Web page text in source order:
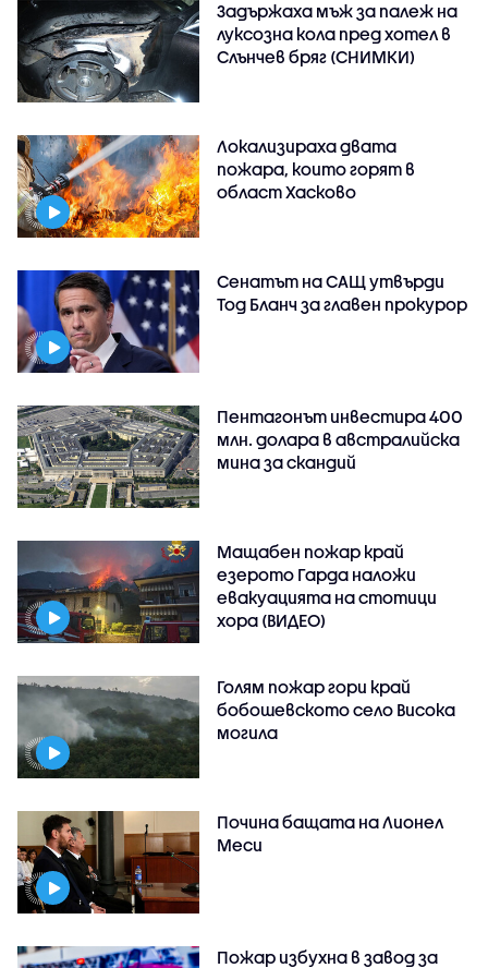
Задържаха мъж за палеж на
луксозна кола пред хотел в
Слънчев бряг (СНИМКИ)
Локализираха двата
пожара, които горят в
област Хасково
Сенатът на САЩ утвърди
Тод Бланч за главен прокурор
Пентагонът инвестира 400
млн. долара в австралийска
мина за скандий
Мащабен пожар край
езерото Гарда наложи
евакуацията на стотици
хора (ВИДЕО)
Голям пожар гори край
бобошевското село Висока
могила
Почина бащата на Лионел
Меси
Пожар избухна в завод за